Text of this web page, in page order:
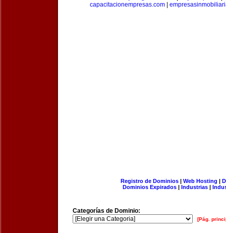
capacitacionempresas.com|
Registro de Dominios| Web Hosting |
Dominios Expirados | Industrias |
Categorías de Dominio:
[Pág.